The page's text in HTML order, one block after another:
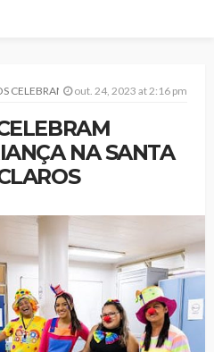
SEMANA DA CRIANÇA NA SANTA CASA MONTES CLAROS
out. 24, 2023 at 2:16 pm
NA SANTA